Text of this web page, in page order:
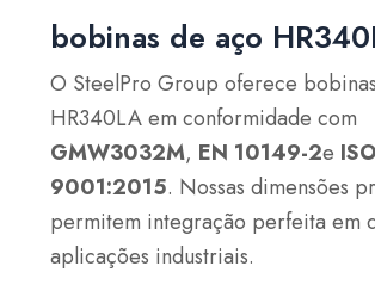
bobinas de aço
O SteelPro Group oferece
HR340LA em conformidade com
GMW3032M, EN 10149-2e ISO
9001:2015. Nossas dimensões
permitem integração perfeita em
aplicações industriais.